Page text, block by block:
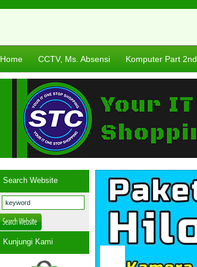
Home CCTV, Ms. Absensi Komputer Part 2nd
Search Website
Kunjungi Kami